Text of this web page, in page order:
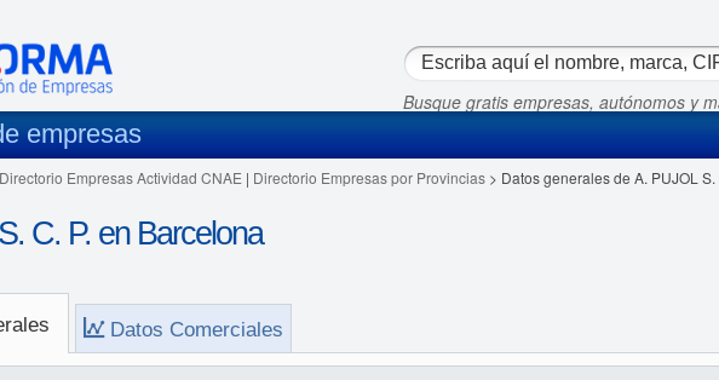
Busque gratis empresas, autónomos y
empresas
Directorio Empresas Actividad CNAE | Directorio Empresas por Provincias> Datos generales de A. PUJOL S.
C. P. en Barcelona
Datos Comerciales